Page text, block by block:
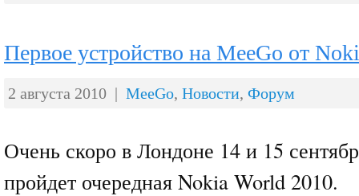
Первое устройство на MeeGo от
2 августа 2010 | MeeGo, Новости, Форум
Очень скоро в Лондоне 14 и 15
пройдет очередная Nokia World 2010.